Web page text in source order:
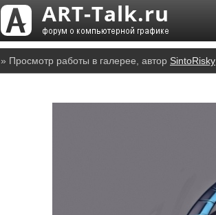
» Просмотр работы в галерее, автор SintoRisky